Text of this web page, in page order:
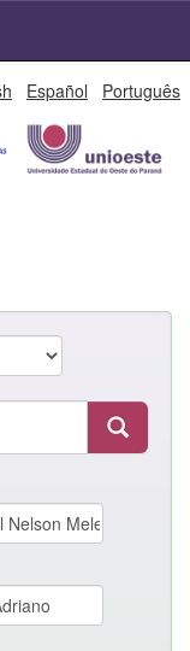
Español Português